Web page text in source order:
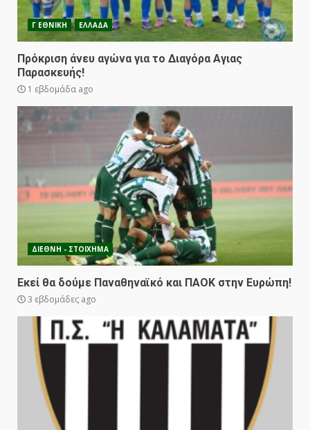
Γ ΕΘΝΙΚΗ ΕΛΛΑΔΑ
Πρόκριση άνευ αγώνα για το Διαγόρα Αγιας
Παρασκευής!
1 εβδομάδα ago
ΔΙΕΘΝΗ - ΣΤΟΙΧΗΜΑ
Εκεί θα δούμε Παναθηναϊκό και ΠΑΟΚ στην Ευρώπη!
3 εβδομάδες ago